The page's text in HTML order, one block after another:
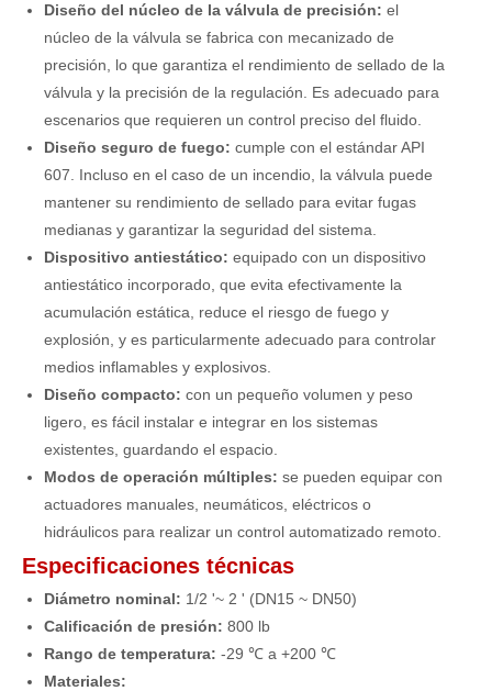
Diseño del núcleo de la válvula de precisión: el
núcleo de la válvula se fabrica con mecanizado de
precisión, lo que garantiza el rendimiento de sellado de la
válvula y la precisión de la regulación. Es adecuado para
escenarios que requieren un control preciso del fluido.
Diseño seguro de fuego: cumple con el estándar API
607. Incluso en el caso de un incendio, la válvula puede
mantener su rendimiento de sellado para evitar fugas
medianas y garantizar la seguridad del sistema.
Dispositivo antiestático: equipado con un dispositivo
antiestático incorporado, que evita efectivamente la
acumulación estática, reduce el riesgo de fuego y
explosión, y es particularmente adecuado para controlar
medios inflamables y explosivos.
Diseño compacto: con un pequeño volumen y peso
ligero, es fácil instalar e integrar en los sistemas
existentes, guardando el espacio.
Modos de operación múltiples: se pueden equipar con
actuadores manuales, neumáticos, eléctricos o
hidráulicos para realizar un control automatizado remoto.
Especificaciones técnicas
Diámetro nominal: 1/2 '~ 2 ' (DN15 ~ DN50)
Calificación de presión: 800 lb
Rango de temperatura: -29 ℃ a +200 ℃
Materiales: